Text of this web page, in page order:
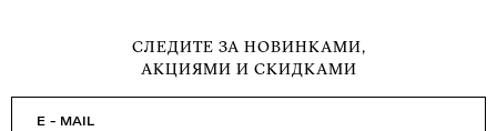
СЛЕДИТЕ ЗА НОВИНКАМИ,
АКЦИЯМИ И СКИДКАМИ
E - MAIL